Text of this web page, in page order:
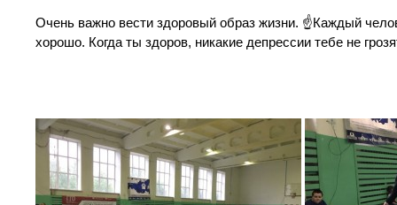
Очень важно вести здоровый образ жизни. ☝Каждый
хорошо. Когда ты здоров, никакие депрессии тебе не